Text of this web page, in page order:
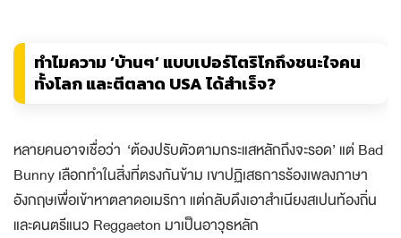
ทำไมความ ‘บ้านๆ’ แบบเปอร์โตริโกถึงชนะใจคน
ทั้งโลก และตีตลาด USA ได้สำเร็จ?
หลายคนอาจเชื่อว่า ‘ต้องปรับตัวตามกระแสหลักถึงจะรอด’ แต่ Bad
Bunny เลือกทำในสิ่งที่ตรงกันข้าม เขาปฏิเสธการร้องเพลงภาษา
อังกฤษเพื่อเข้าหาตลาดอเมริกา แต่กลับดึงเอาสำเนียงสเปนท้องถิ่น
และดนตรีแนว Reggaeton มาเป็นอาวุธหลัก